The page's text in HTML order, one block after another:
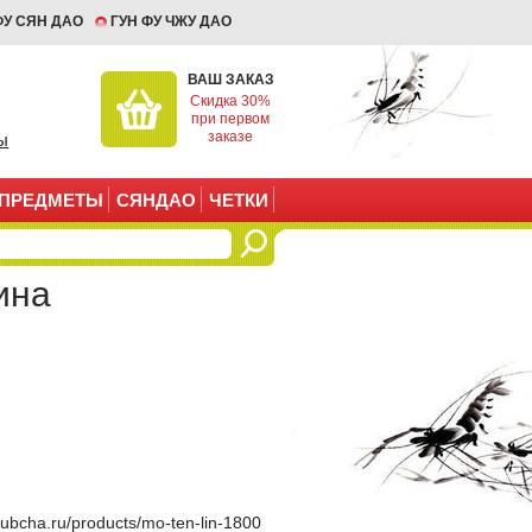
СЯН ДАО ГУН ФУ ЧЖУ ДАО
ВАШ ЗАКАЗ
Скидка 30%
при первом
заказе
СЯНДАО ЧЕТКИ
products/mo-ten-lin-1800